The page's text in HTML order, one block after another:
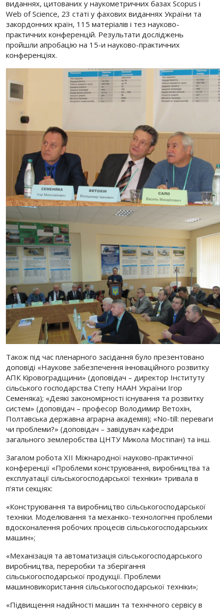
виданнях, цитованих у наукометричних базах Scopus і
Web of Science, 23 статі у фахових виданнях України та
закордонних країн, 115 матеріалів і тез науково-
практичних конференцій. Результати досліджень
пройшли апробацію на 15-и науково-практичних
конференціях.
Також під час пленарного засідання було презентовано
доповіді «Наукове забезпечення інноваційного розвитку
АПК Кіровоградщини» (доповідач – директор Інституту
сільського господарства Степу НААН України Ігор
Семеняка); «Деякі закономірності існування та розвитку
систем» (доповідач – професор Володимир Ветохін,
Полтавська державна аграрна академія); «No-till: переваги
чи проблеми?» (доповідач – завідувач кафедри
загального землеробства ЦНТУ Микола Мостіпан) та інш.
Загалом робота XІІ Міжнародної науково-практичної
конференції «Проблеми конструювання, виробництва та
експлуатації сільськогосподарської техніки» тривала в
п’яти секціях:
«Конструювання та виробництво сільськогосподарської
техніки. Моделювання та механіко-технологічні проблеми
вдосконалення робочих процесів сільськогосподарських
машин»;
«Механізація та автоматизація сільськогосподарського
виробництва, переробки та зберігання
сільськогосподарської продукції. Проблеми
машиновикористання сільськогосподарської техніки»;
«Підвищення надійності машин та технічного сервісу в